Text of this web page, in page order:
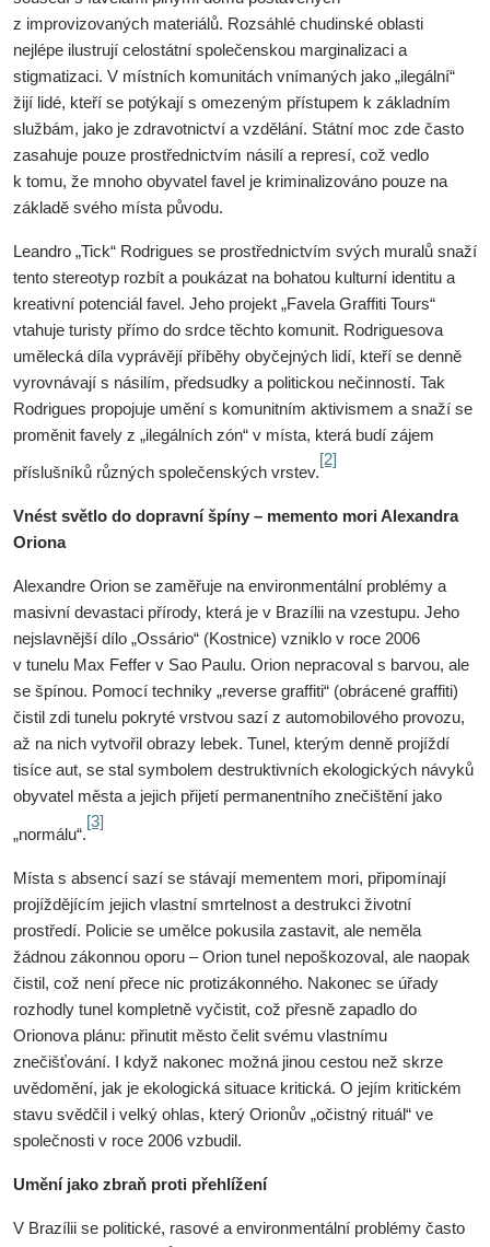
z improvizovaných materiálů. Rozsáhlé chudinské oblasti
nejlépe ilustrují celostátní společenskou marginalizaci a
stigmatizaci. V místních komunitách vnímaných jako „ilegální“
žijí lidé, kteří se potýkají s omezeným přístupem k základním
službám, jako je zdravotnictví a vzdělání. Státní moc zde často
zasahuje pouze prostřednictvím násilí a represí, což vedlo
k tomu, že mnoho obyvatel favel je kriminalizováno pouze na
základě svého místa původu.
Leandro „Tick“ Rodrigues se prostřednictvím svých muralů snaží
tento stereotyp rozbít a poukázat na bohatou kulturní identitu a
kreativní potenciál favel. Jeho projekt „Favela Graffiti Tours“
vtahuje turisty přímo do srdce těchto komunit. Rodriguesova
umělecká díla vyprávějí příběhy obyčejných lidí, kteří se denně
vyrovnávají s násilím, předsudky a politickou nečinností. Tak
Rodrigues propojuje umění s komunitním aktivismem a snaží se
proměnit favely z „ilegálních zón“ v místa, která budí zájem
příslušníků různých společenských vrstev.
[2]
Vnést světlo do dopravní špíny – memento mori Alexandra
Oriona
Alexandre Orion se zaměřuje na environmentální problémy a
masivní devastaci přírody, která je v Brazílii na vzestupu. Jeho
nejslavnější dílo „Ossário“ (Kostnice) vzniklo v roce 2006
v tunelu Max Feffer v Sao Paulu. Orion nepracoval s barvou, ale
se špínou. Pomocí techniky „reverse graffiti“ (obrácené graffiti)
čistil zdi tunelu pokryté vrstvou sazí z automobilového provozu,
až na nich vytvořil obrazy lebek. Tunel, kterým denně projíždí
tisíce aut, se stal symbolem destruktivních ekologických návyků
obyvatel města a jejich přijetí permanentního znečištění jako
„normálu“.
[3]
Místa s absencí sazí se stávají mementem mori, připomínají
projíždějícím jejich vlastní smrtelnost a destrukci životní
prostředí. Policie se umělce pokusila zastavit, ale neměla
žádnou zákonnou oporu – Orion tunel nepoškozoval, ale naopak
čistil, což není přece nic protizákonného. Nakonec se úřady
rozhodly tunel kompletně vyčistit, což přesně zapadlo do
Orionova plánu: přinutit město čelit svému vlastnímu
znečišťování. I když nakonec možná jinou cestou než skrze
uvědomění, jak je ekologická situace kritická. O jejím kritickém
stavu svědčil i velký ohlas, který Orionův „očistný rituál“ ve
společnosti v roce 2006 vzbudil.
Umění jako zbraň proti přehlížení
V Brazílii se politické, rasové a environmentální problémy často